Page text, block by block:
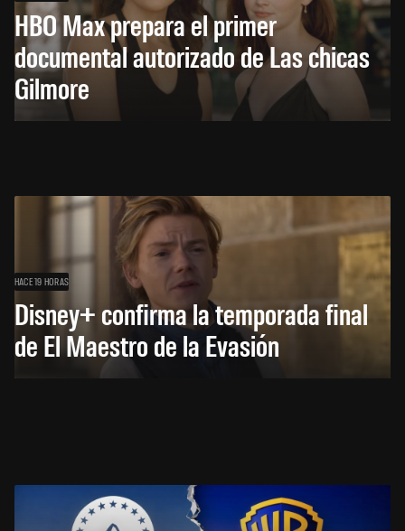
HBO Max prepara el primer
documental autorizado de Las chicas
Gilmore
HACE 19 HORAS
Disney+ confirma la temporada final
de El Maestro de la Evasión